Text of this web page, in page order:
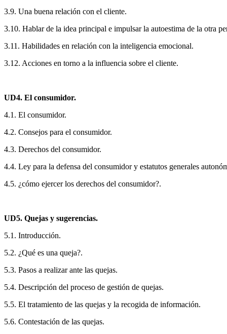
3.9. Una buena relación con el cliente.
3.10. Hablar de la idea principal e impulsar la autoestima de la otra
3.11. Habilidades en relación con la inteligencia emocional.
3.12. Acciones en torno a la influencia sobre el cliente.
UD4. El consumidor.
4.1. El consumidor.
4.2. Consejos para el consumidor.
4.3. Derechos del consumidor.
4.4. Ley para la defensa del consumidor y estatutos generales
4.5. ¿cómo ejercer los derechos del consumidor?.
UD5. Quejas y sugerencias.
5.1. Introducción.
5.2. ¿Qué es una queja?.
5.3. Pasos a realizar ante las quejas.
5.4. Descripción del proceso de gestión de quejas.
5.5. El tratamiento de las quejas y la recogida de información.
5.6. Contestación de las quejas.